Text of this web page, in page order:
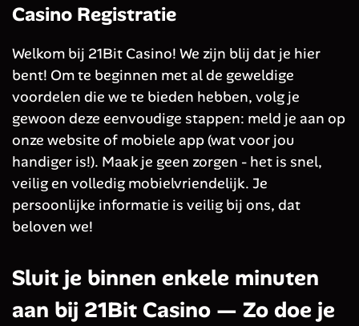
Casino Registratie
Welkom bij 21Bit Casino! We zijn blij dat je hier
bent! Om te beginnen met al de geweldige
voordelen die we te bieden hebben, volg je
gewoon deze eenvoudige stappen: meld je aan op
onze website of mobiele app (wat voor jou
handiger is!). Maak je geen zorgen - het is snel,
veilig en volledig mobielvriendelijk. Je
persoonlijke informatie is veilig bij ons, dat
beloven we!
Sluit je binnen enkele minuten
aan bij 21Bit Casino — Zo doe je